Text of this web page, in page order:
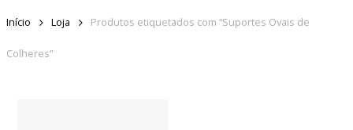
Início Loja Produtos etiquetados com “Suportes Ovais de
Colheres”